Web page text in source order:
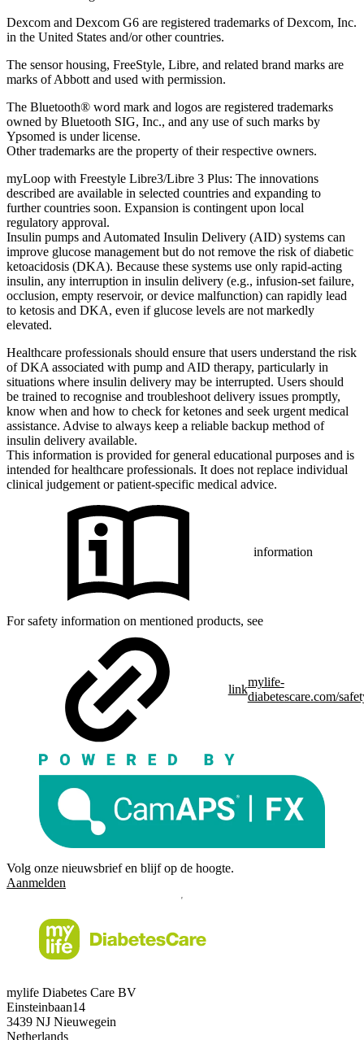
Dexcom and Dexcom G6 are registered trademarks of Dexcom, Inc.
in the United States and/or other countries.
The sensor housing, FreeStyle, Libre, and related brand marks are
marks of Abbott and used with permission.
The Bluetooth® word mark and logos are registered trademarks
owned by Bluetooth SIG, Inc., and any use of such marks by
Ypsomed is under license.
Other trademarks are the property of their respective owners.
myLoop with Freestyle Libre3/Libre 3 Plus: The innovations
described are available in selected countries and expanding to
further countries soon. Expansion is contingent upon local
regulatory approval.
Insulin pumps and Automated Insulin Delivery (AID) systems can
improve glucose management but do not remove the risk of diabetic
ketoacidosis (DKA). Because these systems use only rapid-acting
insulin, any interruption in insulin delivery (e.g., infusion-set failure,
occlusion, empty reservoir, or device malfunction) can rapidly lead
to ketosis and DKA, even if glucose levels are not markedly
elevated.
Healthcare professionals should ensure that users understand the risk
of DKA associated with pump and AID therapy, particularly in
situations where insulin delivery may be interrupted. Users should
be trained to recognise and troubleshoot delivery issues promptly,
know when and how to check for ketones and seek urgent medical
assistance. Advise to always keep a reliable backup method of
insulin delivery available.
This information is provided for general educational purposes and is
intended for healthcare professionals. It does not replace individual
clinical judgement or patient-specific medical advice.
information
For safety information on mentioned products, see
link
mylife-
diabetescare.com/
Volg onze nieuwsbrief en blijf op de hoogte.
Aanmelden
mylife Diabetes Care BV
Einsteinbaan14
3439 NJ Nieuwegein
Netherlands